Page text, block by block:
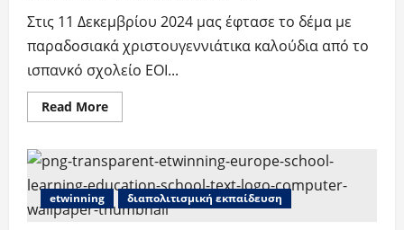
Στις 11 Δεκεμβρίου 2024 μας έφτασε το δέμα με
παραδοσιακά χριστουγεννιάτικα καλούδια από το
ισπανκό σχολείο EOI...
Read MoreRead
more
παραλαβή
δέματος
από
την
Ισπανία
etwinning διαπολιτισμική εκπαίδευση